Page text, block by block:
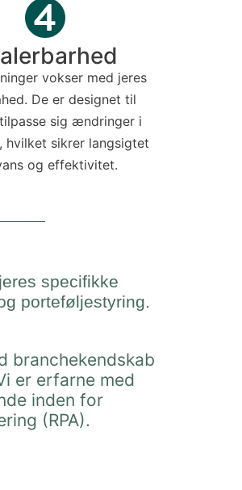
vokser med jeres
De er designet til
sig ændringer i
hvilket sikrer langsigtet
og effektivitet.
specifikke
porteføljestyring.
branchekendskab
er erfarne med
inden for
(RPA).